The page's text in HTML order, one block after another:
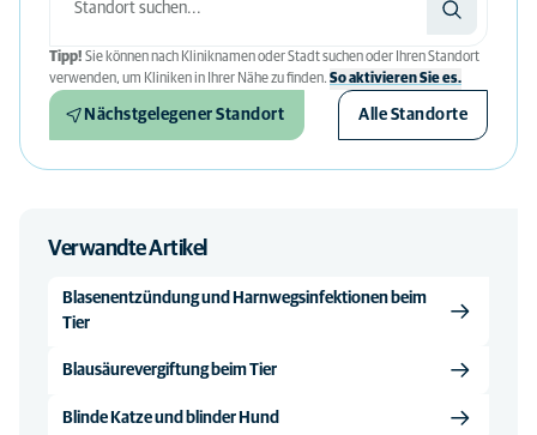
Tipp! Sie können nach Kliniknamen oder Stadt suchen oder Ihren Standort
verwenden, um Kliniken in Ihrer Nähe zu finden. So aktivieren Sie es.
Nächstgelegener Standort Alle Standorte
Verwandte Artikel
Blasenentzündung und Harnwegsinfektionen beim
Tier
Blausäurevergiftung beim Tier
Blinde Katze und blinder Hund